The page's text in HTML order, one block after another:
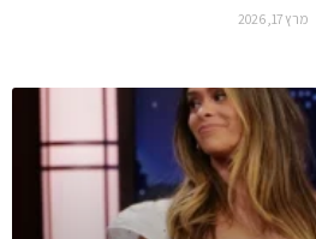
מרץ 17, 2026